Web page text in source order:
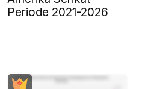
Periode 2021-2026